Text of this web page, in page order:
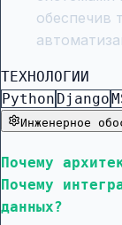
обеспечив
ТЕХНОЛОГИИ
Python Django
Инженерное
Почему
Почему
данных?